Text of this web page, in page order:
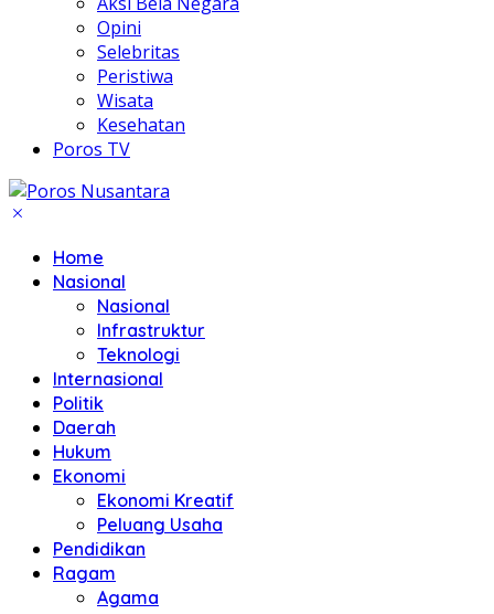
Opini
Selebritas
Peristiwa
Wisata
Kesehatan
Poros TV
Home
Nasional
Nasional
Infrastruktur
Teknologi
Internasional
Politik
Daerah
Hukum
Ekonomi
Ekonomi Kreatif
Peluang Usaha
Pendidikan
Ragam
Agama